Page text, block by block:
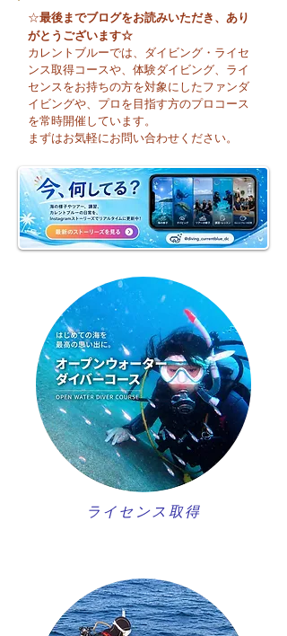
🌈 海の上に広がる虹♪
☆最後までブログをお読みいただき、あり
がとうございます☆
カレントブルーでは、ダイビング・ライセ
ンス取得コースや、体験ダイビング、ライ
センスをお持ちの方を対象にしたファンダ
イビングや、プロを目指す方のプロコース
を常時開催しています。
まずはお気軽にお問い合わせください。
ライセンス取得